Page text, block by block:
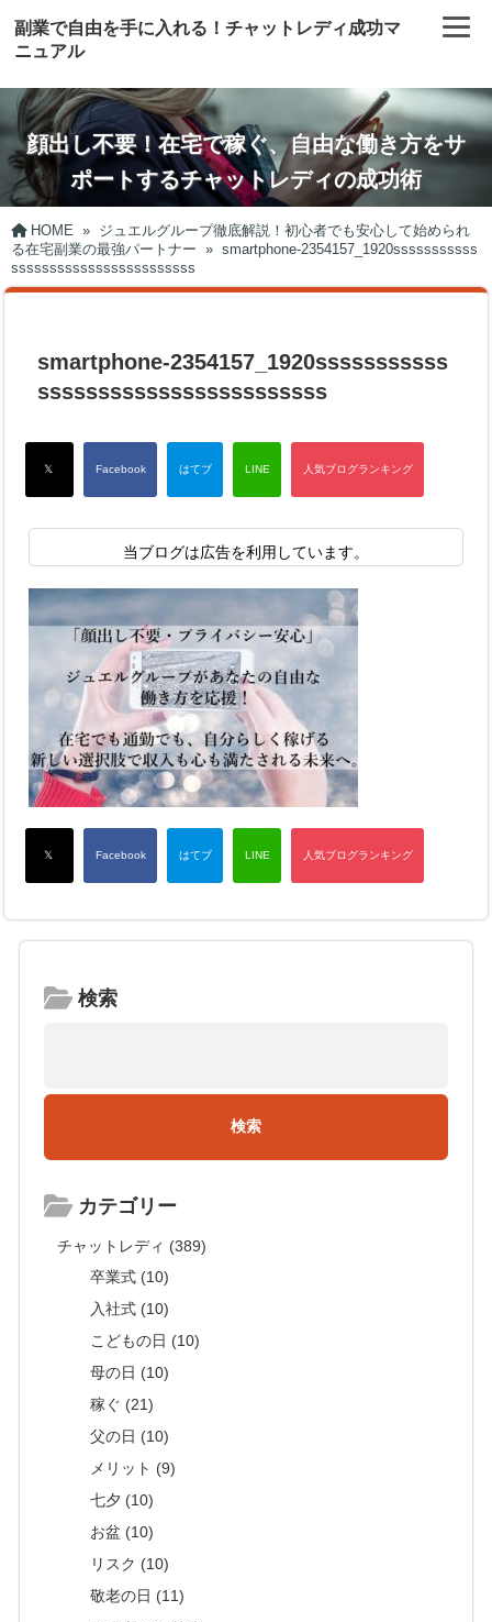
副業で自由を手に入れる！チャットレディ成功マ
ニュアル
顔出し不要！在宅で稼ぐ、自由な働き方をサ
ポートするチャットレディの成功術
HOME » ジュエルグループ徹底解説！初心者でも安心して始められ
る在宅副業の最強パートナー » smartphone-2354157_1920sssssssssss
ssssssssssssssssssssssss
smartphone-2354157_1920sssssssssss
ssssssssssssssssssssssss
当ブログは広告を利用しています。
検索
カテゴリー
チャットレディ (389)
卒業式 (10)
入社式 (10)
こどもの日 (10)
母の日 (10)
稼ぐ (21)
父の日 (10)
メリット (9)
七夕 (10)
お盆 (10)
リスク (10)
敬老の日 (11)